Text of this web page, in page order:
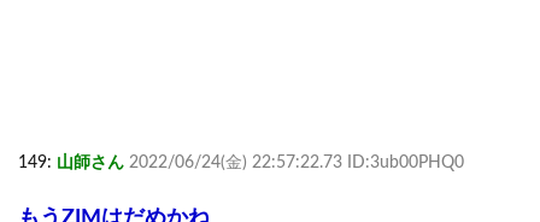
149: 山師さん 2022/06/24(金) 22:57:22.73 ID:3ub00PHQ0